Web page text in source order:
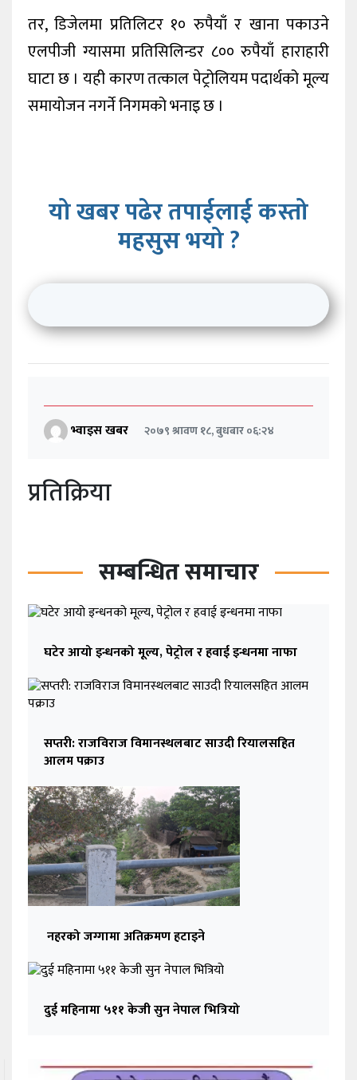
तर, डिजेलमा प्रतिलिटर १० रुपैयाँ र खाना पकाउने
एलपीजी ग्यासमा प्रतिसिलिन्डर ८०० रुपैयाँ हाराहारी
घाटा छ । यही कारण तत्काल पेट्रोलियम पदार्थको मूल्य
समायोजन नगर्ने निगमको भनाइ छ ।
यो खबर पढेर तपाईलाई कस्तो
महसुस भयो ?
भ्वाइस खबर २०७९ श्रावण १८, बुधबार ०६:२४
प्रतिक्रिया
सम्बन्धित समाचार
घटेर आयो इन्धनको मूल्य, पेट्रोल र हवाई इन्धनमा नाफा
सप्तरी: राजविराज विमानस्थलबाट साउदी रियालसहित
आलम पक्राउ
नहरको जग्गामा अतिक्रमण हटाइने
दुई महिनामा ५११ केजी सुन नेपाल भित्रियो